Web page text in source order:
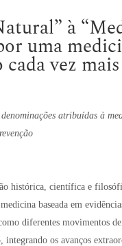
à
uma
vez
atribuídas à
histórica, científica e
baseada em
diferentes movimentos
integrando os avanços